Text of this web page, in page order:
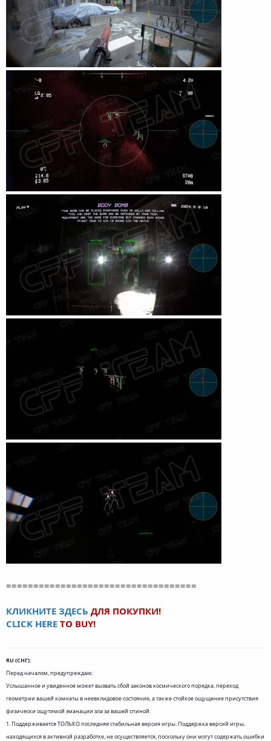
===================================
КЛИКНИТЕ ЗДЕСЬ ДЛЯ ПОКУПКИ!
CLICK HERE TO BUY!
RU (СНГ):
Перед началом, предупреждаю:
Услышанное и увиденное может вызвать сбой законов космического порядка, переход
геометрии вашей комнаты в неевклидовое состояние, а также стойкое ощущение присутствия
физически ощутимой эманации зла за вашей спиной.
1. Поддерживается ТОЛЬКО последняя стабильная версия игры. Поддержка версий игры,
находящихся в активной разработке, не осуществляется, поскольку они могут содержать ошибки